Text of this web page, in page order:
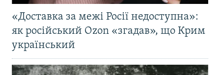
«Доставка за межі Росії недоступна»:
як російський Ozon «згадав», що Крим
український